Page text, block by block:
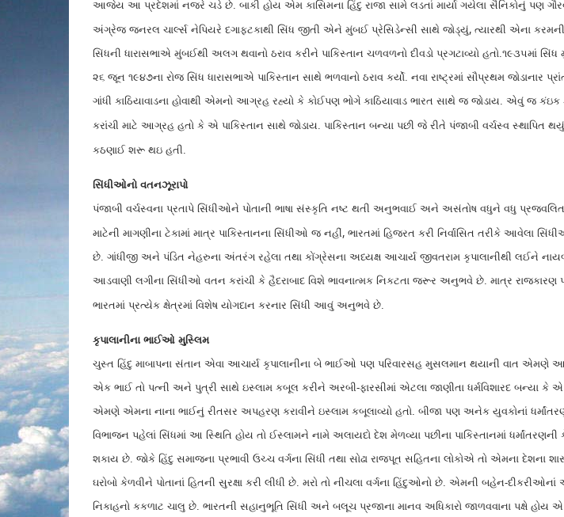
આજેય આ પ્રદેશમાં નજરે ચડે છે. બાકી હોય એમ કાસિમના હિંદુ રાજા સામે લડતાં માર્યા ગયેલા સૈનિકોનું પણ
અંગ્રેજ જનરલ ચાર્લ્સ નેપિયરે દગાફટકાથી સિંધ જીતી એને મુંબઈ પ્રેસિડેન્સી સાથે જોડ્યું, ત્યારથી એના
સિંધની ધારાસભાએ મુંબઈથી અલગ થવાનો ઠરાવ કરીને પાકિસ્તાન ચળવળનો દીવડો પ્રગટાવ્યો હતો.૧૯૩૫માં
૨૬ જૂન ૧૯૪૭ના રોજ સિંધ ધારાસભાએ પાકિસ્તાન સાથે ભળવાનો ઠરાવ કર્યો. નવા રાષ્ટ્રમાં સૌપ્રથમ જોડાનાર
ગાંધી કાઠિયાવાડના હોવાથી એમનો આગ્રહ રહ્યો કે કોઈપણ ભોગે કાઠિયાવાડ ભારત સાથે જ જોડાય. એવું જ
કરાંચી માટે આગ્રહ હતો કે એ પાકિસ્તાન સાથે જોડાય. પાકિસ્તાન બન્યા પછી જે રીતે પંજાબી વર્ચસ્વ સ્થાપિત થયું
કઠણાઈ શરૂ થઇ હતી.
સિંધીઓનો વતનઝૂરાપો
પંજાબી વર્ચસ્વના પ્રતાપે સિંધીઓને પોતાની ભાષા સંસ્કૃતિ નષ્ટ થતી અનુભવાઈ અને અસંતોષ વધુને વધુ
માટેની માગણીના ટેકામાં માત્ર પાકિસ્તાનના સિંધીઓ જ નહીં, ભારતમાં હિજરત કરી નિર્વાસિત તરીકે આવેલા
છે. ગાંધીજી અને પંડિત નેહરુના અંતરંગ રહેલા તથા કોંગ્રેસના અધ્યક્ષ આચાર્ય જીવતરામ કૃપાલાનીથી લઈને
આડવાણી લગીના સિંધીઓ વતન કરાંચી કે હૈદરાબાદ વિશે ભાવનાત્મક નિકટતા જરૂર અનુભવે છે. માત્ર રાજકારણ
ભારતમાં પ્રત્યેક ક્ષેત્રમાં વિશેષ યોગદાન કરનાર સિંધી આવું અનુભવે છે.
કૃપાલાનીના ભાઈઓ મુસ્લિમ
ચુસ્ત હિંદુ માબાપના સંતાન એવા આચાર્ય કૃપાલાનીના બે ભાઈઓ પણ પરિવારસહ મુસલમાન થયાની વાત એમણે
એક ભાઈ તો પત્ની અને પુત્રી સાથે ઇસ્લામ કબૂલ કરીને અરબી-ફારસીમાં એટલા જાણીતા ધર્મવિશારદ બન્યા કે એ
એમણે એમના નાના ભાઈનું રીતસર અપહરણ કરાવીને ઇસ્લામ કબૂલાવ્યો હતો. બીજા પણ અનેક યુવકોનાં
વિભાજન પહેલાં સિંધમાં આ સ્થિતિ હોય તો ઈસ્લામને નામે અલાયદો દેશ મેળવ્યા પછીના પાકિસ્તાનમાં ધર્માંતરણની
શકાય છે. જોકે હિંદુ સમાજના પ્રભાવી ઉચ્ચ વર્ગના સિંધી તથા સોઢા રાજપૂત સહિતના લોકોએ તો એમના દેશના
ઘરોબો કેળવીને પોતાનાં હિતની સુરક્ષા કરી લીધી છે. મરો તો નીચલા વર્ગના હિંદુઓનો છે. એમની બહેન-
નિકાહનો કકળાટ ચાલુ છે. ભારતની સહાનુભૂતિ સિંધી અને બલૂચ પ્રજાના માનવ અધિકારો જાળવવાના પક્ષે હોય